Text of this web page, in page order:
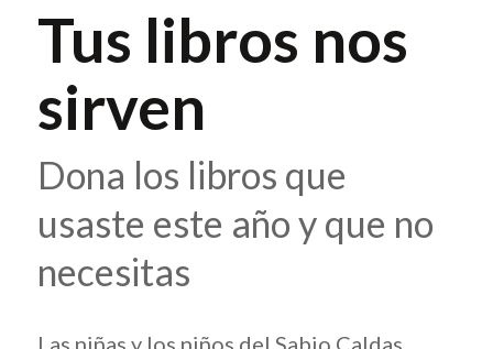
Tus libros nos
sirven
Dona los libros que
usaste este año y que no
necesitas
Las niñas y los niños del Sabio Caldas